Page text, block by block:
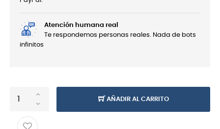
Atención humana real
Te respondemos personas reales. Nada de bots
infinitos
AÑADIR AL CARRITO